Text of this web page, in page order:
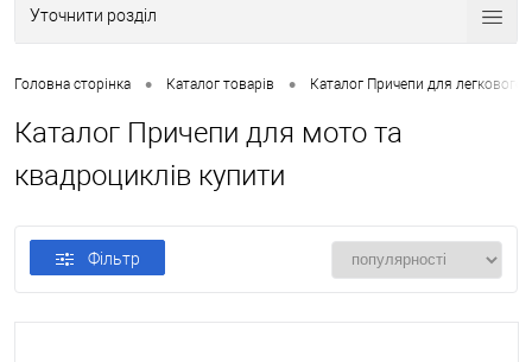
Уточнити розділ
Головна сторінка • Каталог товарів • Каталог Причепи для легкового
Каталог Причепи для мото та
квадроциклів купити
Фільтр